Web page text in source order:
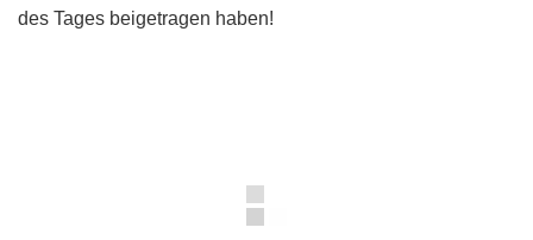
des Tages beigetragen haben!